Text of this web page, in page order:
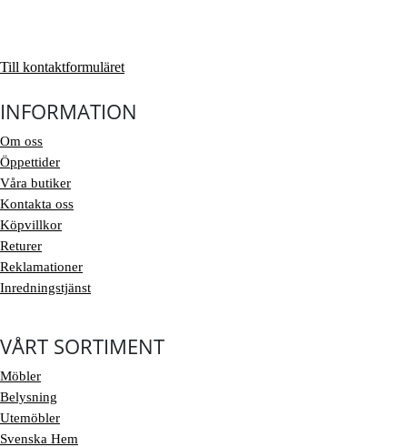
Till kontaktformuläret
INFORMATION
Om oss
Öppettider
Våra butiker
Kontakta oss
Köpvillkor
Returer
Reklamationer
Inredningstjänst
VÅRT SORTIMENT
Möbler
Belysning
Utemöbler
Svenska Hem